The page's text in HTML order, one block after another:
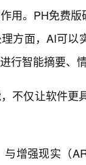
用。PH免费
方面，AI可
行智能摘要、
不仅让软件更
与增强现实（